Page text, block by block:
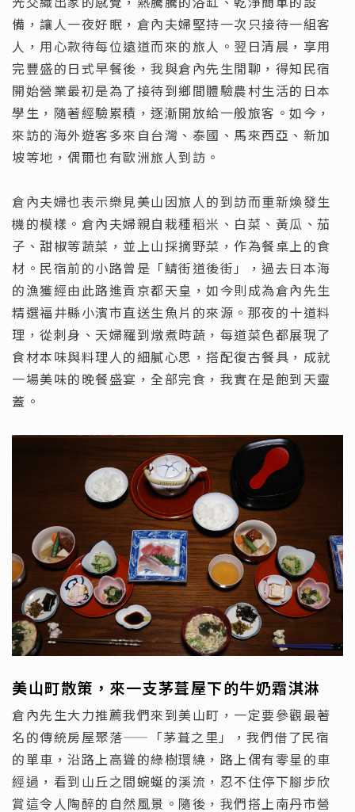
備，讓人一夜好眠，倉內夫婦堅持一次只接待一組客
人，用心款待每位遠道而來的旅人。翌日清晨，享用
完豐盛的日式早餐後，我與倉內先生閒聊，得知民宿
開始營業最初是為了接待到鄉間體驗農村生活的日本
學生，隨著經驗累積，逐漸開放給一般旅客。如今，
來訪的海外遊客多來自台灣、泰國、馬來西亞、新加
坡等地，偶爾也有歐洲旅人到訪。
倉內夫婦也表示樂見美山因旅人的到訪而重新煥發生
機的模樣。倉內夫婦親自栽種稻米、白菜、黃瓜、茄
子、甜椒等蔬菜，並上山採摘野菜，作為餐桌上的食
材。民宿前的小路曾是「鯖街道後街」，過去日本海
的漁獲經由此路進貢京都天皇，如今則成為倉內先生
精選福井縣小濱市直送生魚片的來源。那夜的十道料
理，從刺身、天婦羅到燉煮時蔬，每道菜色都展現了
食材本味與料理人的細膩心思，搭配復古餐具，成就
一場美味的晚餐盛宴，全部完食，我實在是飽到天靈
蓋。
美山町散策，來一支茅葺屋下的牛奶霜淇淋
倉內先生大力推薦我們來到美山町，一定要參觀最著
名的傳統房屋聚落——「茅葺之里」，我們借了民宿
的單車，沿路上高聳的綠樹環繞，路上偶有零星的車
經過，看到山丘之間蜿蜒的溪流，忍不住停下腳步欣
賞這令人陶醉的自然風景。隨後，我們搭上南丹市營